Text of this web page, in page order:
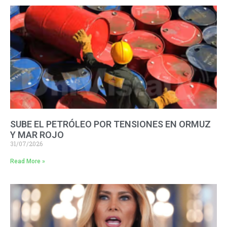
SUBE EL PETRÓLEO POR TENSIONES EN ORMUZ
Y MAR ROJO
31/07/2026
Read More »